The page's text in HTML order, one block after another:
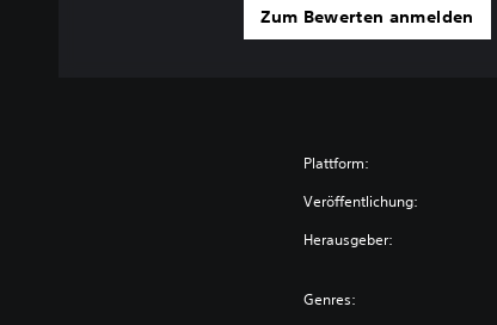
Zum Bewerten anmelden
Plattform:
Veröffentlichung:
Herausgeber:
Genres: